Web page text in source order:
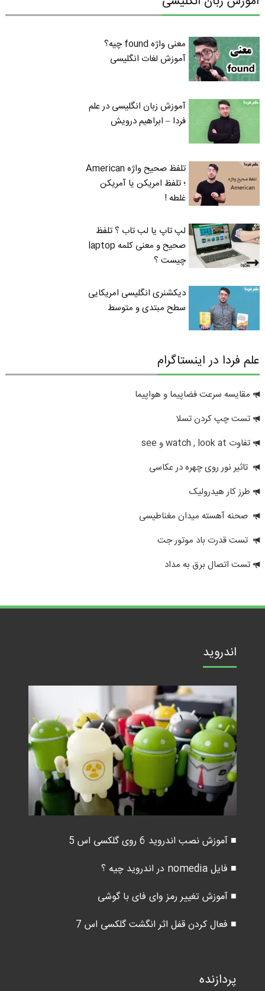
معنی واژه found چیه؟
آموزش لغات انگلیسی
آموزش زبان انگلیسی در علم
فردا – ابراهیم درویش
تلفظ صحیح واژه American
؛ تلفظ امریکن یا آمریکن
غلطه !
لپ تاپ یا لب تاب ؟ تلفظ
صحیح و معنی کلمه laptop
چیست ؟
دیکشنری انگلیسی امریکایی
سطح مبتدی و متوسط
علم فردا در اینستاگرام
مقایسه سرعت فضاپیما و هواپیما
تست چپ کردن تسلا
تفاوت watch , look at و see
تاثیر نور روی چهره در عکاسی
طرز کار هیدرولیک
صحنه آهسته میدان مغناطیسی
تست قدرت باد موتور جت
تست اتصال برق به مداد
اندروید
■ آموزش نصب اندروید 6 روی گلکسی اس 5
■ فایل nomedia در اندروید چیه ؟
■ آموزش تغییر رمز وای فای با گوشی
■ فعال کردن قفل اثر انگشت گلکسی اس 7
پردازنده